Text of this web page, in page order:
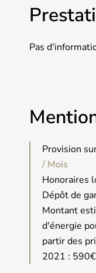
Pas
Provision
/ Mois
Honoraires
Dépôt de
Montant
d'énergie
partir des
2021 :